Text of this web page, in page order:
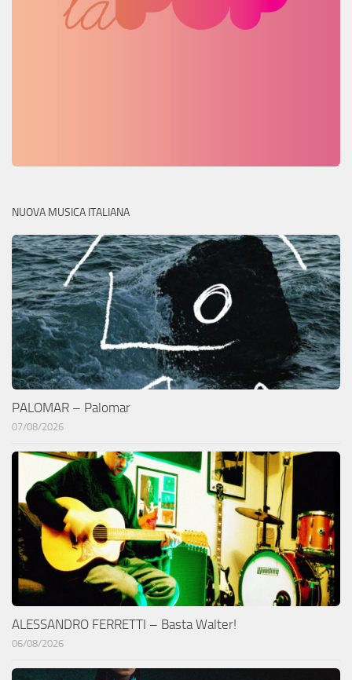
NUOVA MUSICA ITALIANA
PALOMAR – Palomar
07/08/2026
ALESSANDRO FERRETTI – Basta Walter!
06/08/2026